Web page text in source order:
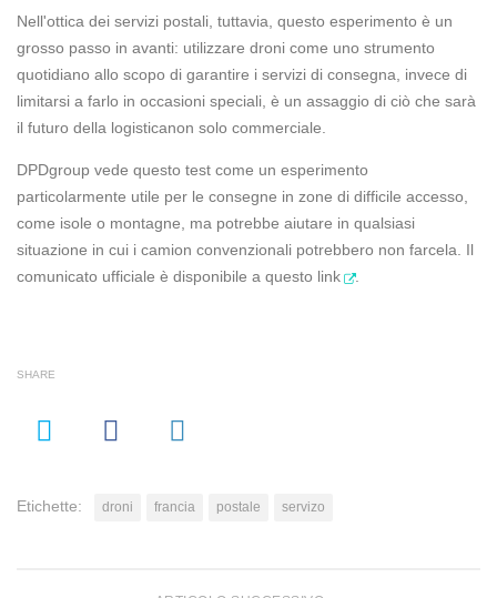
Nell'ottica dei servizi postali, tuttavia, questo esperimento è un
grosso passo in avanti: utilizzare droni come uno strumento
quotidiano allo scopo di garantire i servizi di consegna, invece di
limitarsi a farlo in occasioni speciali, è un assaggio di ciò che sarà
il futuro della logisticanon solo commerciale.
DPDgroup vede questo test come un esperimento
particolarmente utile per le consegne in zone di difficile accesso,
come isole o montagne, ma potrebbe aiutare in qualsiasi
situazione in cui i camion convenzionali potrebbero non farcela. Il
comunicato ufficiale è disponibile a questo link .
SHARE
Etichette: droni francia postale servizo